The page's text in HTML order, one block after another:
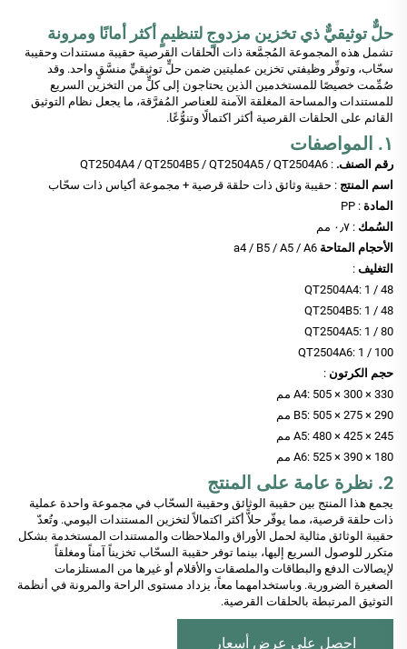
حلٌّ توثيقيٌّ ذي تخزين مزدوجٍ لتنظيمٍ أكثر أمانًا ومرونة
تشمل هذه المجموعة المُجمَّعة ذات الحلقات القرصية حقيبة مستندات وحقيبة
سحّاب، وتوفِّر وظيفتي تخزين عمليتين ضمن حلٍّ توثيقيٍّ منسَّقٍ واحد. وقد
صُمِّمت خصيصًا للمستخدمين الذين يحتاجون إلى كلٍّ من التخزين السريع
للمستندات والمساحة المغلقة الآمنة للعناصر المُفرَّقة، ما يجعل نظام التوثيق
القائم على الحلقات القرصية أكثر اكتمالًا وتنوُّعًا.
١. المواصفات
رقم الصنف. : QT2504A4 / QT2504B5 / QT2504A5 / QT2504A6
اسم المنتج : حقيبة وثائق ذات حلقة قرصية + مجموعة أكياس ذات سحّاب
المادة : PP
السُمك : ٠٫٧ مم
الأحجام المتاحة a4 / B5 / A5 / A6
التغليف :
QT2504A4: 1 / 48
QT2504B5: 1 / 48
QT2504A5: 1 / 80
QT2504A6: 1 / 100
حجم الكرتون :
A4: 505 × 300 × 330 مم
B5: 505 × 275 × 290 مم
A5: 480 × 425 × 245 مم
A6: 525 × 390 × 180 مم
2. نظرة عامة على المنتج
يجمع هذا المنتج بين حقيبة الوثائق وحقيبة السحّاب في مجموعة واحدة عملية
ذات حلقة قرصية، مما يوفّر حلاًّ أكثر اكتمالاً لتخزين المستندات اليومي. وتُعدّ
حقيبة الوثائق مثالية لحمل الأوراق والملاحظات والمستندات المستخدمة بشكل
متكرر للوصول السريع إليها، بينما توفر حقيبة السحّاب تخزيناً آمناً ومغلقاً
لإيصالات الدفع والبطاقات والملصقات والأقلام أو غيرها من المستلزمات
الصغيرة الضرورية. وباستخدامهما معاً، يزداد مستوى الراحة والمرونة في أنظمة
التوثيق المرتبطة بالحلقات القرصية.
احصل على عرض أسعار